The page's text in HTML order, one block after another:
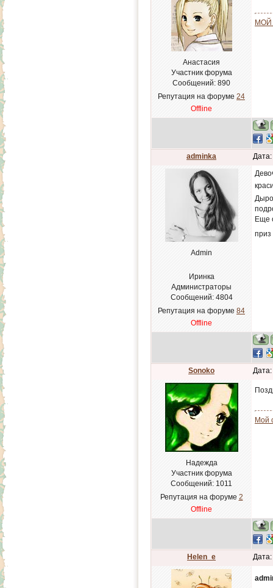
Анастасия
Участник форума
Сообщений: 890
Репутация на форуме 24
Offline
МОЙ
adminka
Admin
Иринка
Администраторы
Сообщений: 4804
Репутация на форуме 84
Offline
Еще
приз
Sonoko
Надежда
Участник форума
Сообщений: 1011
Репутация на форуме 2
Offline
Мой
Helen_e